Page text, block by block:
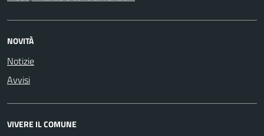
NOVITÀ
Notizie
Avvisi
VIVERE IL COMUNE